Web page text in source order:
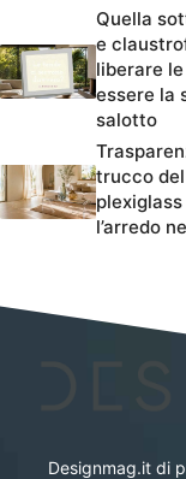
Quella
e
liberare
essere la
salotto
trucco
l’arredo
Designmag.it di